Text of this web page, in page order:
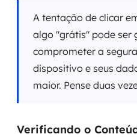
A tentação de clicar
algo "grátis" pode ser
comprometer a
dispositivo e seus
maior. Pense duas
Verificando o